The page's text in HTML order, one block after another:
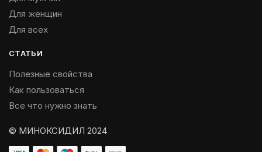
Для женщин
Для всех
СТАТЬИ
Полезные свойства
Как пользоваться
Все что нужно знать
© МИНОКСИДИЛ 2024